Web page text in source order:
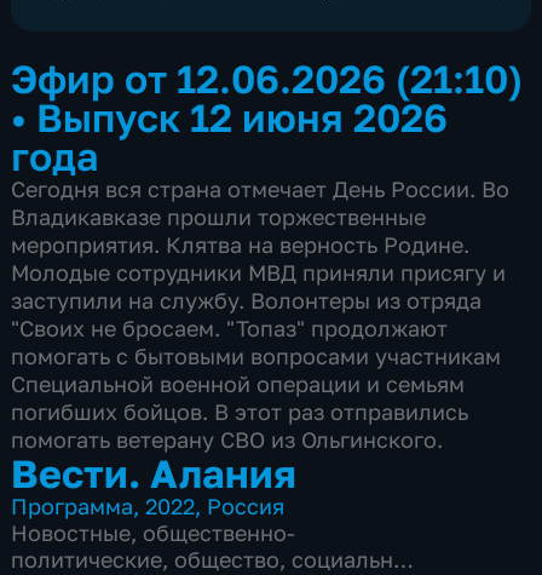
Эфир от 12.06.2026 (21:10)
• Выпуск 12 июня 2026
года
Сегодня вся страна отмечает День России. Во
Владикавказе прошли торжественные
мероприятия. Клятва на верность Родине.
Молодые сотрудники МВД приняли присягу и
заступили на службу. Волонтеры из отряда
"Своих не бросаем. "Топаз" продолжают
помогать с бытовыми вопросами участникам
Специальной военной операции и семьям
погибших бойцов. В этот раз отправились
помогать ветерану СВО из Ольгинского.
Вести. Алания
Программа,2022, Россия
Новостные, общественно-
политические, общество, социально-